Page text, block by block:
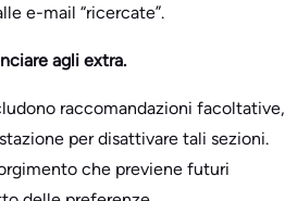
e-mail “ricercate”.
agli extra.
raccomandazioni facoltative,
per disattivare tali sezioni.
che previene futuri